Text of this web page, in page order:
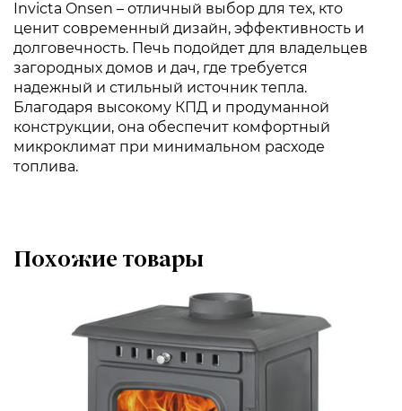
Invicta Onsen – отличный выбор для тех, кто
ценит современный дизайн, эффективность и
долговечность. Печь подойдет для владельцев
загородных домов и дач, где требуется
надежный и стильный источник тепла.
Благодаря высокому КПД и продуманной
конструкции, она обеспечит комфортный
микроклимат при минимальном расходе
топлива.
Похожие товары